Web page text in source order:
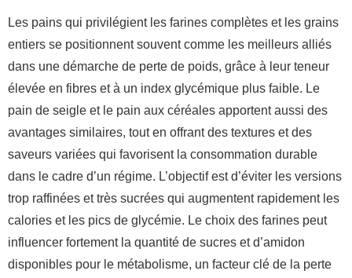
Les pains qui privilégient les farines complètes et les grains
entiers se positionnent souvent comme les meilleurs alliés
dans une démarche de perte de poids, grâce à leur teneur
élevée en fibres et à un index glycémique plus faible. Le
pain de seigle et le pain aux céréales apportent aussi des
avantages similaires, tout en offrant des textures et des
saveurs variées qui favorisent la consommation durable
dans le cadre d’un régime. L’objectif est d’éviter les versions
trop raffinées et très sucrées qui augmentent rapidement les
calories et les pics de glycémie. Le choix des farines peut
influencer fortement la quantité de sucres et d’amidon
disponibles pour le métabolisme, un facteur clé de la perte